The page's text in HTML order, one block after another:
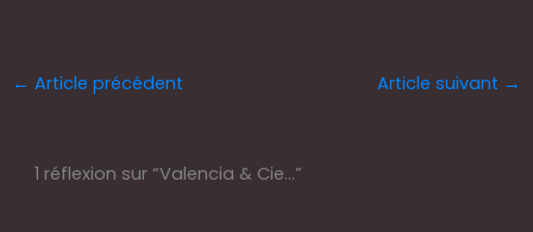
← Article précédent Article suivant →
1 réflexion sur “Valencia & Cie…”